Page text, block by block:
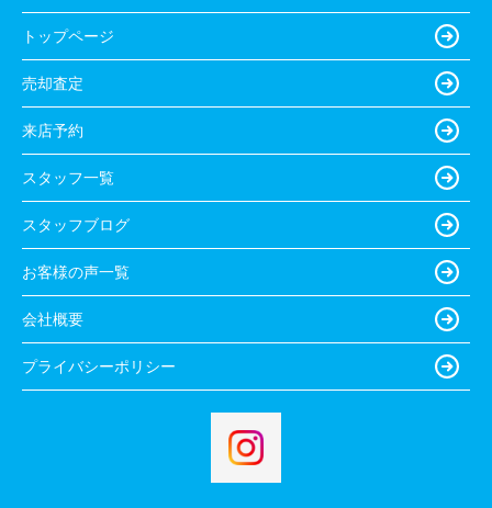
トップページ
売却査定
来店予約
スタッフ一覧
スタッフブログ
お客様の声一覧
会社概要
プライバシーポリシー